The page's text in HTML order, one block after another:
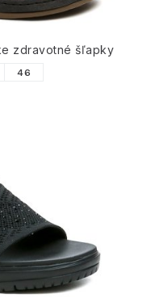
zdravotné šľapky
46